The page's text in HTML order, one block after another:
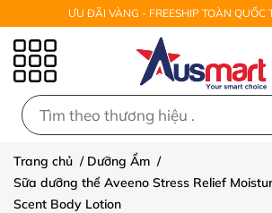
ƯU ĐÃI VÀNG - FREESHIP TOÀN QUỐC
Trang chủ / Dưỡng Ẩm /
Sữa dưỡng thể Aveeno Stress Relief
Scent Body Lotion